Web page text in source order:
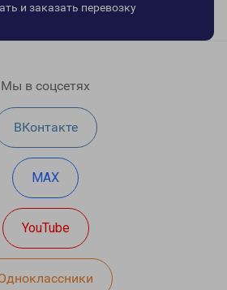
и заказать перевозку
Мы в соцсетях
ВКонтакте
MAX
YouTube